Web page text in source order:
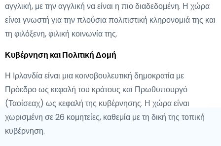
αγγλική, με την αγγλική να είναι η πιο διαδεδομένη. Η χώρα
είναι γνωστή για την πλούσια πολιτιστική κληρονομιά της και
τη φιλόξενη, φιλική κοινωνία της.
Κυβέρνηση και Πολιτική Δομή
Η Ιρλανδία είναι μια κοινοβουλευτική δημοκρατία με
Πρόεδρο ως κεφαλή του κράτους και Πρωθυπουργό
(Ταοίσεαχ) ως κεφαλή της κυβέρνησης. Η χώρα είναι
χωρισμένη σε 26 κομητείες, καθεμία με τη δική της τοπική
κυβέρνηση.